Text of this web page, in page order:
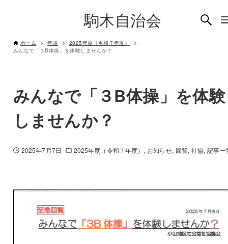
駒木自治会
ホーム 年度
2025年度（令和７年度）
みんなで「３B体操」を体験しませんか？
みんなで「３B体操」を体験
しませんか？
2025年7月7日 2025年度（令和７年度） お知らせ 回覧 社協 記事一